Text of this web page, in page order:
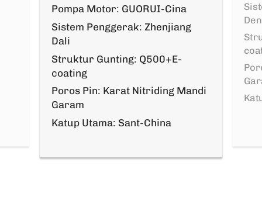
Pompa Motor: GUORUI-Cina
Sistem Penggerak: Zhenjiang
Dali
Struktur Gunting: Q500+E-
coating
Poros Pin: Karat Nitriding Mandi
Garam
Katup Utama: Sant-China